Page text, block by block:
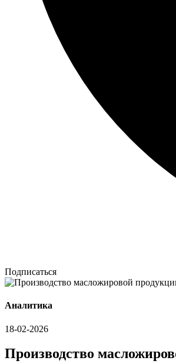
Подписаться
Аналитика
18-02-2026
Производство